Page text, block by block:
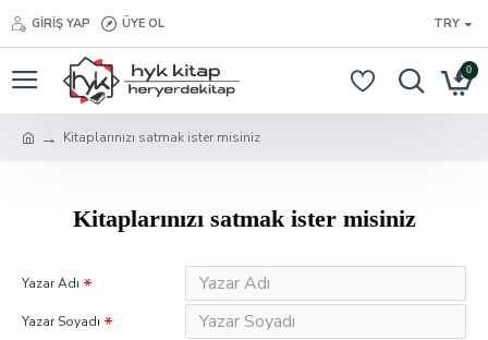
GIRIŞ YAP ÜYE OL TRY
0
Kitaplarınızı satmak ister misiniz
Kitaplarınızı satmak ister misiniz
Yazar Adı
Yazar Soyadı